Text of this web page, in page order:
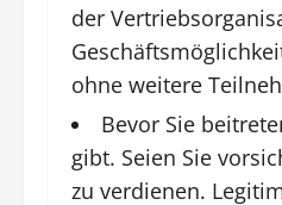
der
ohne weitere
Bevor Sie
gibt. Seien Sie
zu verdienen.